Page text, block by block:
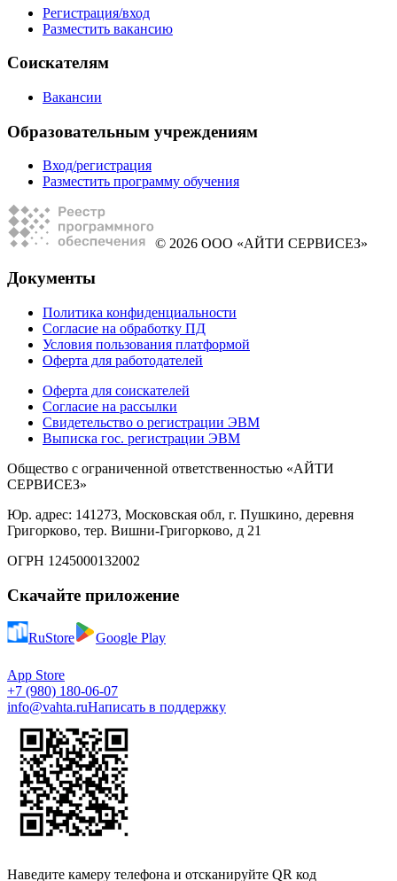
Регистрация/вход
Разместить вакансию
Соискателям
Вакансии
Образовательным учреждениям
Вход/регистрация
Разместить программу обучения
© 2026 ООО «АЙТИ СЕРВИСЕЗ»
Документы
Политика конфиденциальности
Согласие на обработку ПД
Условия пользования платформой
Оферта для работодателей
Оферта для соискателей
Согласие на рассылки
Свидетельство о регистрации ЭВМ
Выписка гос. регистрации ЭВМ
Общество с ограниченной ответственностью «АЙТИ
СЕРВИСЕЗ»
Юр. адрес: 141273, Московская обл, г. Пушкино, деревня
Григорково, тер. Вишни-Григорково, д 21
ОГРН 1245000132002
Скачайте приложение
RuStore Google Play
App Store
+7 (980) 180-06-07
info@vahta.ruНаписать в поддержку
Наведите камеру телефона и отсканируйте QR код